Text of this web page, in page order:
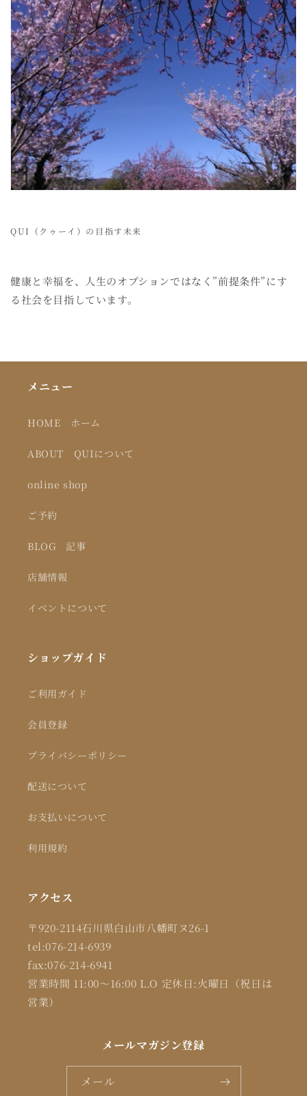
QUI（クゥーイ）の目指す未来
健康と幸福を、人生のオプションではなく”前提条件”にす
る社会を目指しています。
メニュー
HOME ホーム
ABOUT QUIについて
online shop
ご予約
BLOG 記事
店舗情報
イベントについて
ショップガイド
ご利用ガイド
会員登録
プライバシーポリシー
配送について
お支払いについて
利用規約
アクセス
〒920-2114石川県白山市八幡町ヌ26-1
tel:076-214-6939
fax:076-214-6941
営業時間 11:00～16:00 L.O 定休日:火曜日（祝日は
営業）
メールマガジン登録
メール